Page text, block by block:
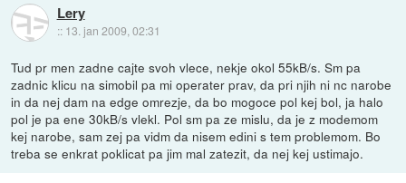
Lery
:: 13. jan 2009, 02:31
Tud pr men zadne cajte svoh vlece, nekje okol 55kB/s. Sm pa
zadnic klicu na simobil pa mi operater prav, da pri njih ni nc narobe
in da nej dam na edge omrezje, da bo mogoce pol kej bol, ja halo
pol je pa ene 30kB/s vlekl. Pol sm pa ze mislu, da je z modemom
kej narobe, sam zej pa vidm da nisem edini s tem problemom. Bo
treba se enkrat poklicat pa jim mal zatezit, da nej kej ustimajo.